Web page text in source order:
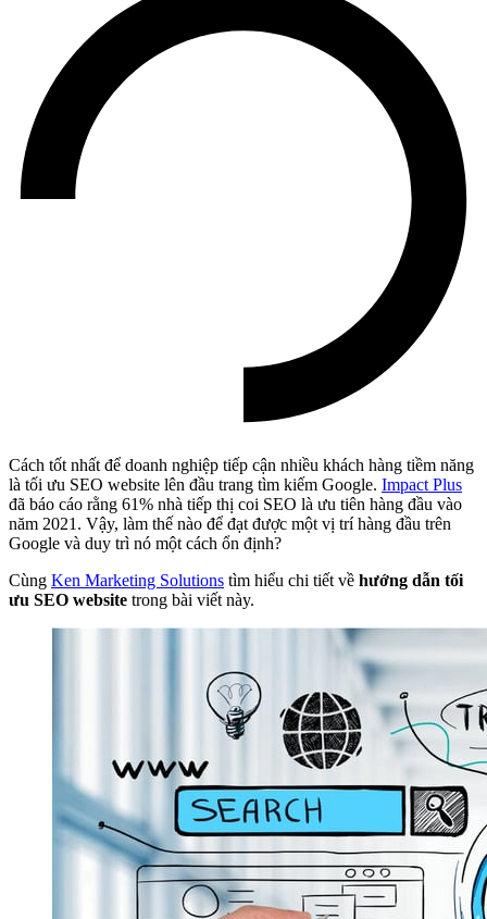
Cách tốt nhất để doanh nghiệp tiếp cận nhiều khách hàng tiềm năng
là tối ưu SEO website lên đầu trang tìm kiếm Google. Impact Plus
đã báo cáo rằng 61% nhà tiếp thị coi SEO là ưu tiên hàng đầu vào
năm 2021. Vậy, làm thế nào để đạt được một vị trí hàng đầu trên
Google và duy trì nó một cách ổn định?
Cùng Ken Marketing Solutions tìm hiểu chi tiết về hướng dẫn tối
ưu SEO website trong bài viết này.